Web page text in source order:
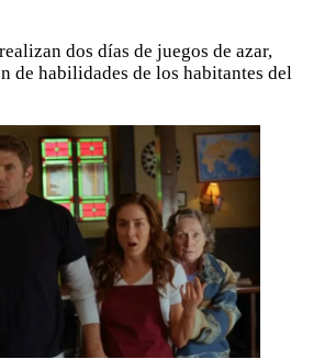
dos días de juegos de azar,
de habilidades de los habitantes del